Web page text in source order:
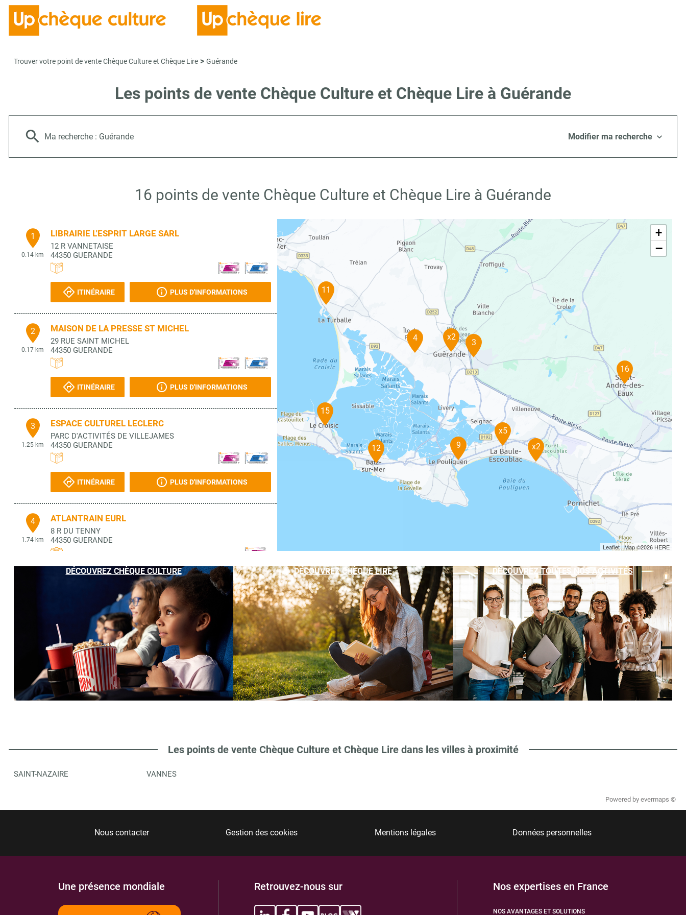
Trouver votre point de vente Chèque Culture et Chèque Lire > Guérande
Les points de vente Chèque Culture et Chèque Lire à Guérande
Ma recherche : Guérande Modifier ma recherche
16 points de vente Chèque Culture et Chèque Lire à Guérande
1
0.14 km
LIBRAIRIE L'ESPRIT LARGE SARL
12 R VANNETAISE
44350 GUERANDE
ITINÉRAIRE PLUS D'INFORMATIONS
2
0.17 km
MAISON DE LA PRESSE ST MICHEL
29 RUE SAINT MICHEL
44350 GUERANDE
ITINÉRAIRE PLUS D'INFORMATIONS
3
1.25 km
ESPACE CULTUREL LECLERC
PARC D'ACTIVITÉS DE VILLEJAMES
44350 GUERANDE
ITINÉRAIRE PLUS D'INFORMATIONS
4
1.74 km
ATLANTRAIN EURL
8 R DU TENNY
44350 GUERANDE
ITINÉRAIRE PLUS D'INFORMATIONS
FRANCE LOISIRS LA BAULE
317 AVENUE DE LATTRE DE TASSIGNY
44500
LA BAULE
ITINÉRAIRE PLUS D'INFORMATIONS
139 AV DU GENERAL DE GAULLE
16
11
15
12 9 x2
x5
4 3
x2
+
−
Leaflet| Map ©2026 HERE
DÉCOUVREZ CHÈQUE CULTURE DÉCOUVREZ CHÈQUE LIRE DÉCOUVREZ TOUTES NOS ACTIVITÉS
Les points de vente Chèque Culture et Chèque Lire dans les villes à proximité
SAINT-NAZAIRE VANNES
Powered by evermaps ©
Nous contacter Gestion des cookies Mentions légales Données personnelles
Une présence mondiale Retrouvez-nous sur Nos expertises en France
NOS AVANTAGES ET SOLUTIONS